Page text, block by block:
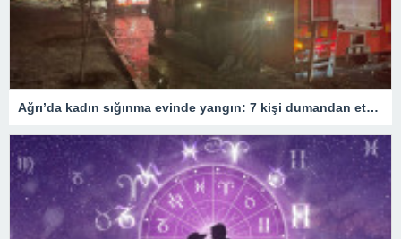
Ağrı’da kadın sığınma evinde yangın: 7 kişi dumandan etkilendi – Son Dakika Türkiye Haberleri